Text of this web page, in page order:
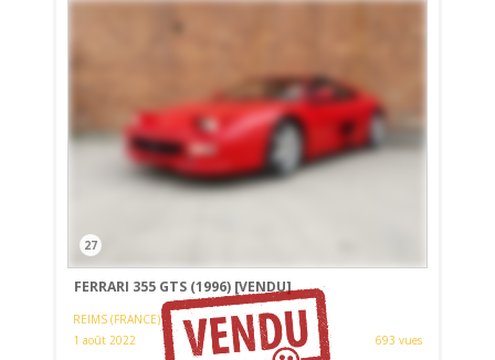
27
FERRARI 355 GTS (1996) [VENDU]
REIMS (FRANCE)
1 août 2022
693 vues